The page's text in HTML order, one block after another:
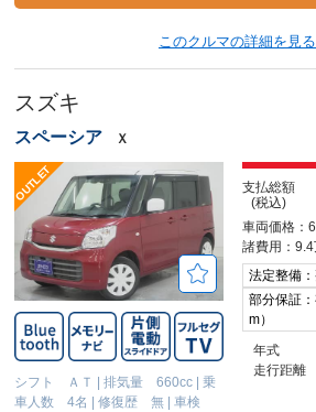
このクルマの詳細を見
スズキ
スペーシア Ｘ
シフト ＡＴ |排気量 660cc |乗
車人数 4名 |修復歴 無 |車検
支払総額
(税込)
車両価格：
諸費用：9.4
法定整備
部分保証
m）
年式
走行距離